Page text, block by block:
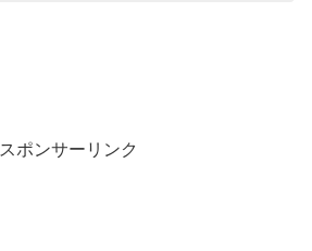
スポンサーリンク